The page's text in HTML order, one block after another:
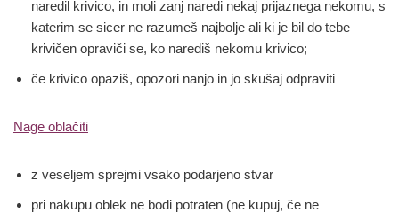
naredil krivico, in moli zanj naredi nekaj prijaznega nekomu, s
katerim se sicer ne razumeš najbolje ali ki je bil do tebe
krivičen opraviči se, ko narediš nekomu krivico;
če krivico opaziš, opozori nanjo in jo skušaj odpraviti
Nage oblačiti
z veseljem sprejmi vsako podarjeno stvar
pri nakupu oblek ne bodi potraten (ne kupuj, če ne